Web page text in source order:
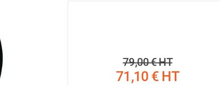
79,00 €HT
71,10 € HT